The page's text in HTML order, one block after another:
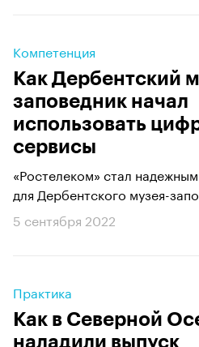
Компетенция
Как Дербентский
заповедник начал
использовать
сервисы
«Ростелеком» стал
для Дербентского музея-
5 сентября 2022
Практика
Как в Северной
наладили выпуск